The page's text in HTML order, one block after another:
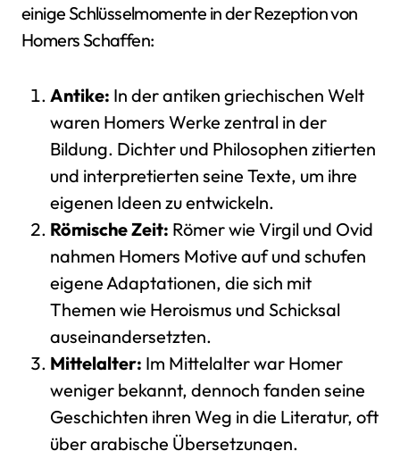
einige Schlüsselmomente in der Rezeption von
Homers Schaffen:
Antike: In der antiken griechischen Welt
waren Homers Werke zentral in der
Bildung. Dichter und Philosophen zitierten
und interpretierten seine Texte, um ihre
eigenen Ideen zu entwickeln.
Römische Zeit: Römer wie Virgil und Ovid
nahmen Homers Motive auf und schufen
eigene Adaptationen, die sich mit
Themen wie Heroismus und Schicksal
auseinandersetzten.
Mittelalter: Im Mittelalter war Homer
weniger bekannt, dennoch fanden seine
Geschichten ihren Weg in die Literatur, oft
über arabische Übersetzungen.